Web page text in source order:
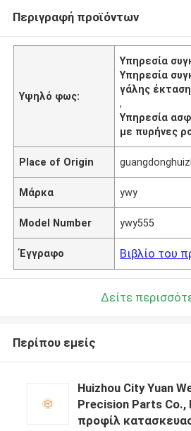
Περιγραφή προϊόντων
Υψηλό φως:
Υπηρεσία
Υπηρεσία
γάλης
,
Υπηρεσία
με πυρήνες
Place of Origin
Μάρκα ywy
Model Number ywy555
Έγγραφο Βιβλίο του
Δείτε
Περίπου εμείς
Huizhou City Yuan
Precision Parts Co.,
προφίλ